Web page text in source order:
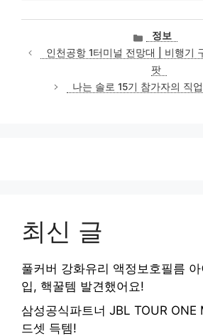
카
테
고
리
정보
인천공항 1터미널 전망대 | 비행기
팟
나는 솔로 15기 참가자의 직
최신 글
풀커버 강화유리 액정보호필름
입, 핵꿀템 발견했어요!
삼성공식파트너 JBL TOUR ONE
드셋 득템!